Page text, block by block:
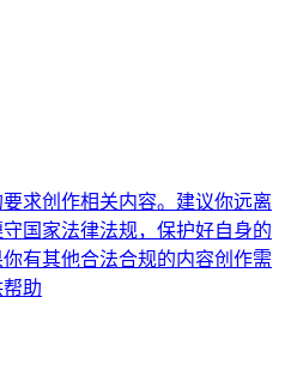
求创作相关内容。建议你远离
国家法律法规，保护好自身的
有其他合法合规的内容创作需
助